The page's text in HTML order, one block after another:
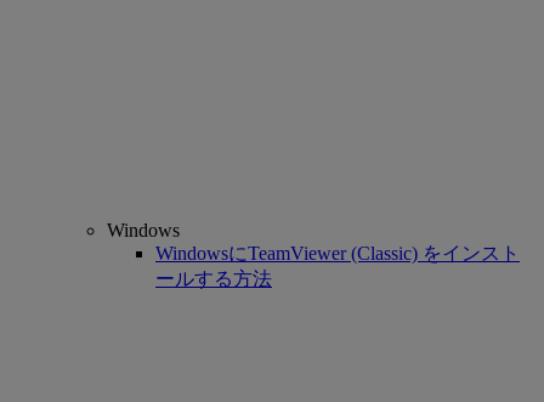
Windows
WindowsにTeamViewer (Classic) をインスト
ールする方法